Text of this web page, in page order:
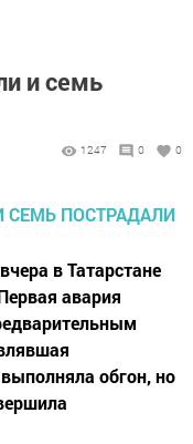
и семь
1247 0 0
в Татарстане
авария
обгон, но